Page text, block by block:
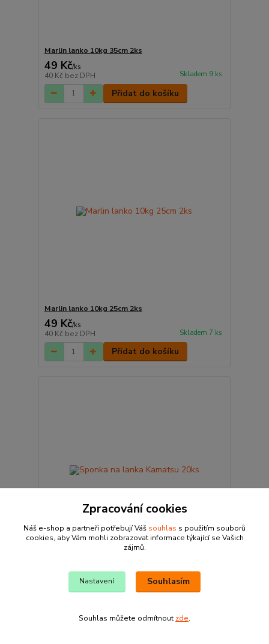
Marlin lanko 10kg 35cm 2ks
49 Kč/ks
40 Kč bez DPH Skladem 9 ks
Přidat do košíku
Marlin lanko 10kg 25cm 2ks
49 Kč/ks
40 Kč bez DPH Skladem 7 ks
Přidat do košíku
ks
bez DPH Skladem 1 ks
Zpracování cookies
Náš e-shop a partneři potřebují Váš souhlas s použitím souborů
cookies, aby Vám mohli zobrazovat informace týkající se Vašich
zájmů.
Nastavení Souhlasím
Souhlas můžete odmítnout zde.